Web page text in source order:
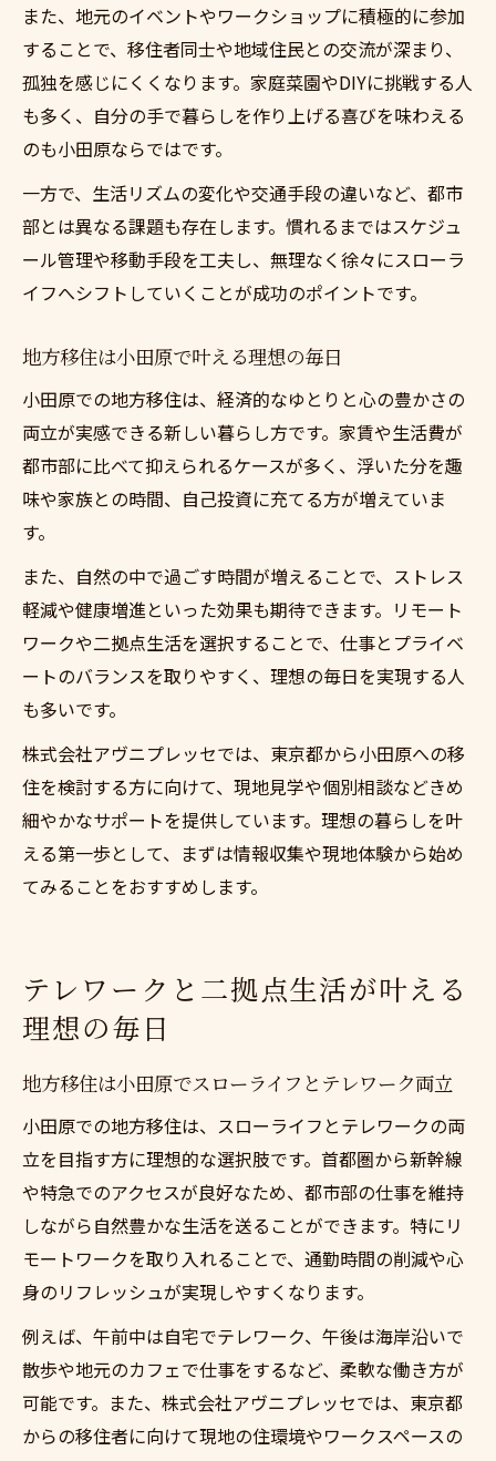
また、地元のイベントやワークショップに積極的に参加
することで、移住者同士や地域住民との交流が深まり、
孤独を感じにくくなります。家庭菜園やDIYに挑戦する人
も多く、自分の手で暮らしを作り上げる喜びを味わえる
のも小田原ならではです。
一方で、生活リズムの変化や交通手段の違いなど、都市
部とは異なる課題も存在します。慣れるまではスケジュ
ール管理や移動手段を工夫し、無理なく徐々にスローラ
イフへシフトしていくことが成功のポイントです。
地方移住は小田原で叶える理想の毎日
小田原での地方移住は、経済的なゆとりと心の豊かさの
両立が実感できる新しい暮らし方です。家賃や生活費が
都市部に比べて抑えられるケースが多く、浮いた分を趣
味や家族との時間、自己投資に充てる方が増えていま
す。
また、自然の中で過ごす時間が増えることで、ストレス
軽減や健康増進といった効果も期待できます。リモート
ワークや二拠点生活を選択することで、仕事とプライベ
ートのバランスを取りやすく、理想の毎日を実現する人
も多いです。
株式会社アヴニプレッセでは、東京都から小田原への移
住を検討する方に向けて、現地見学や個別相談などきめ
細やかなサポートを提供しています。理想の暮らしを叶
える第一歩として、まずは情報収集や現地体験から始め
てみることをおすすめします。
テレワークと二拠点生活が叶える
理想の毎日
地方移住は小田原でスローライフとテレワーク両立
小田原での地方移住は、スローライフとテレワークの両
立を目指す方に理想的な選択肢です。首都圏から新幹線
や特急でのアクセスが良好なため、都市部の仕事を維持
しながら自然豊かな生活を送ることができます。特にリ
モートワークを取り入れることで、通勤時間の削減や心
身のリフレッシュが実現しやすくなります。
例えば、午前中は自宅でテレワーク、午後は海岸沿いで
散歩や地元のカフェで仕事をするなど、柔軟な働き方が
可能です。また、株式会社アヴニプレッセでは、東京都
からの移住者に向けて現地の住環境やワークスペースの